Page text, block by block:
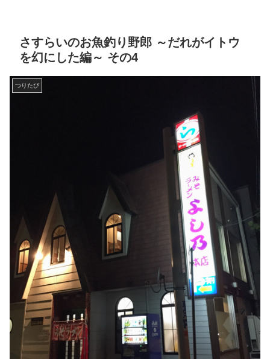
さすらいのお魚釣り野郎 ～だれがイトウ
を幻にした編～ その4
つりたび